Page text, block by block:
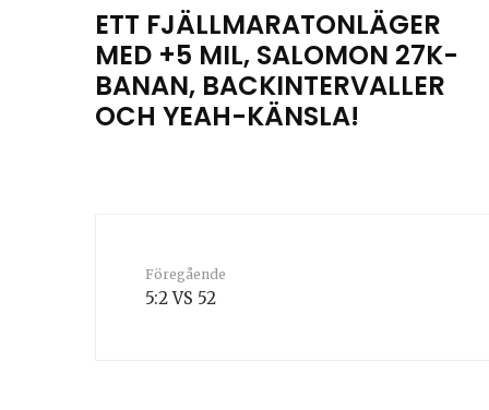
ETT FJÄLLMARATONLÄGER
MED +5 MIL, SALOMON 27K-
BANAN, BACKINTERVALLER
OCH YEAH-KÄNSLA!
Föregående
5:2 VS 52